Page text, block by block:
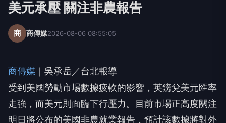
美元承壓 關注非農報告
商 商傳媒2026-08-06 08:55:05
商傳媒 ｜吳承岳／台北報導
受到美國勞動市場數據疲軟的影響，英鎊兌美元匯率
走強，而美元則面臨下行壓力。目前市場正高度關注
明日將公布的美國非農就業報告，預計該數據將對外